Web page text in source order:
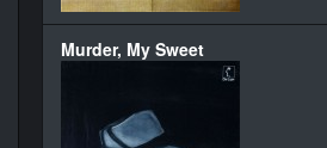
Murder, My Sweet